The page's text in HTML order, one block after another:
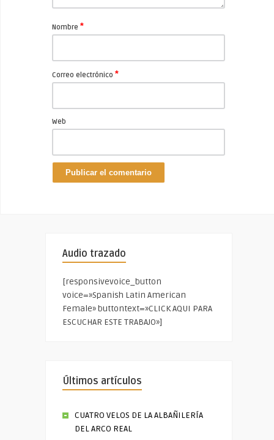
Nombre *
Correo electrónico *
Web
Audio trazado
[responsivevoice_button
voice=»Spanish Latin American
Female» buttontext=»CLICK AQUI PARA
ESCUCHAR ESTE TRABAJO»]
Últimos artículos
CUATRO VELOS DE LA ALBAÑILERÍA
DEL ARCO REAL